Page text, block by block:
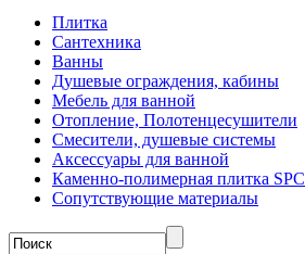
Плитка
Сантехника
Ванны
Душевые ограждения, кабины
Мебель для ванной
Отопление, Полотенцесушители
Смесители, душевые системы
Аксессуары для ванной
Каменно-полимерная плитка SPC
Сопутствующие материалы